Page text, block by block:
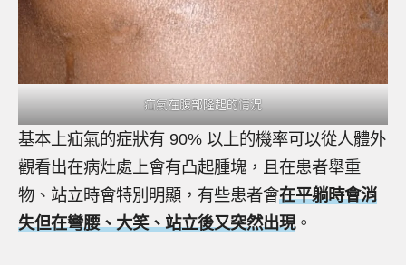
疝氣在腹部隆起的情況
基本上疝氣的症狀有 90% 以上的機率可以從人體外
觀看出在病灶處上會有凸起腫塊，且在患者舉重
物、站立時會特別明顯，有些患者會在平躺時會消
失但在彎腰、大笑、站立後又突然出現。